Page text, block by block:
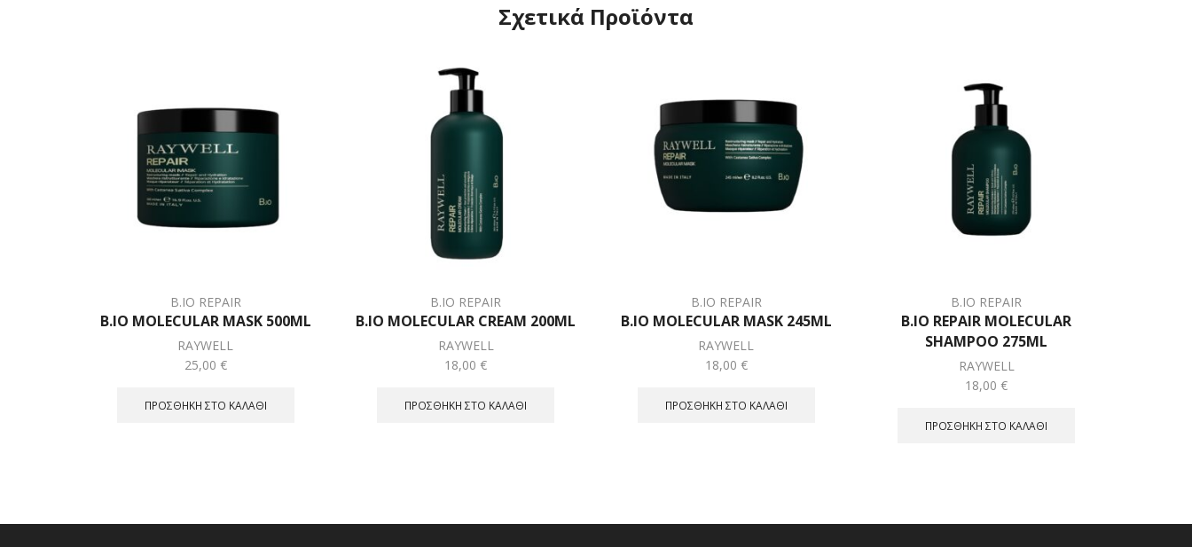
Σχετικά Προϊόντα
B.IO REPAIR
B.IO MOLECULAR MASK 500ML
RAYWELL
25,00 €
ΠΡΟΣΘΉΚΗ ΣΤΟ ΚΑΛΆΘΙ
B.IO REPAIR
B.IO MOLECULAR CREAM 200ML
RAYWELL
18,00€
ΠΡΟΣΘΉΚΗ ΣΤΟ ΚΑΛΆΘΙ
B.IO REPAIR
B.IO MOLECULAR MASK 245ML
RAYWELL
18,00 €
ΠΡΟΣΘΉΚΗ ΣΤΟ ΚΑΛΆΘΙ
B.IO REPAIR
B.IO REPAIR MOLECULAR
SHAMPOO 275ML
RAYWELL
18,00€
ΠΡΟΣΘΉΚΗ ΣΤΟ ΚΑΛΆΘΙ